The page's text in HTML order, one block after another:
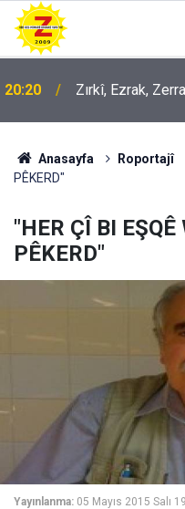
09:56 Ji Zilma
Anasayfa Roportajî
PÊKERD"
"HER ÇÎ BI
PÊKERD"
Yayınlanma: 05 Mayıs 2015 Salı